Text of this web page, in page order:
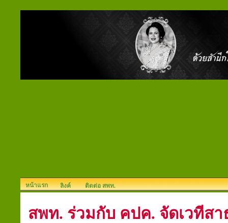
หน้าแรก ลิงค์ ติดต่อ สพท.
สพท. ร่วมกับ คปค. จัดเวทีส